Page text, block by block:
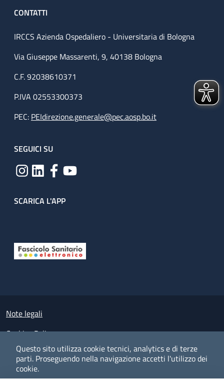
Questo sito utilizza cookie tecnici, analytics e di terze
parti. Proseguendo nella navigazione accetti l'utilizzo dei
cookie.
CONTATTI
IRCCS Azienda Ospedaliero - Universitaria di Bologna
Via Giuseppe Massarenti, 9, 40138 Bologna
C.F. 92038610371
P.IVA 02553300373
PEC: PEIdirezione.generale@pec.aosp.bo.it
SEGUICI SU
SCARICA L'APP
Small prints
Note legali
Cookies Policy
Policy privacy e protezione del dato personale
Albo pretorio on-line